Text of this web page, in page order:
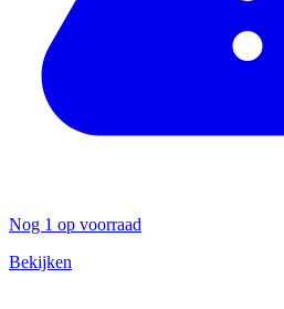
Nog 1 op voorraad
Bekijken